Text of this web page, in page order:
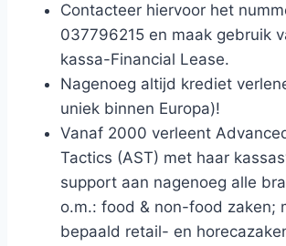
Contacteer hiervoor het
037796215 en maak gebruik
kassa-Financial Lease.
Nagenoeg altijd krediet
uniek binnen Europa)!
Vanaf 2000 verleent
Tactics (AST) met haar
support aan nagenoeg alle
o.m.: food & non-food zaken;
bepaald retail- en